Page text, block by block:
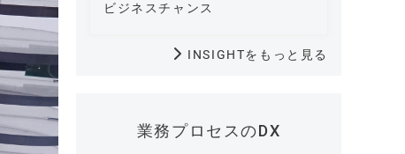
ビジネスチャンス
INSIGHTをもっと見る
業務プロセスのDX